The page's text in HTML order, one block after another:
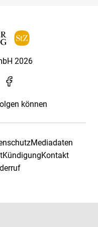
2026
können
Mediadaten
KündigungKontakt